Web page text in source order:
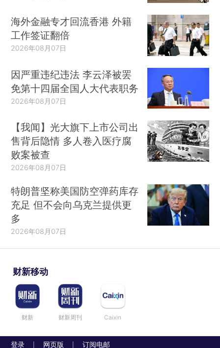
海外金融专才回流香港 外籍
工作签证翻倍
2026年08月07日
因严重违纪违法 李云泽被罢
免第十四届全国人大代表职务
2026年08月07日
【我闻】光大旗下上市公司出
售背后隐情 多人卷入医疗腐
败案被查
2026年08月07日
特朗普坚称美国防空弹药库存
充足 但不会向乌克兰提供更
多
2026年08月07日
财新移动
财新 财新周刊 Caixin
登录 网页版 订阅电邮